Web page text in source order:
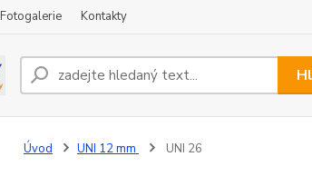
Fotogalerie Kontakty
Úvod UNI 12 mm UNI 26